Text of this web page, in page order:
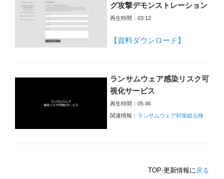
グ攻撃デモンストレーション
再生時間：03:12
【資料ダウンロード】
ランサムウェア感染リスク可
視化サービス
再生時間：05:46
関連情報： ランサムウェア対策総点検
TOP-更新情報に戻る